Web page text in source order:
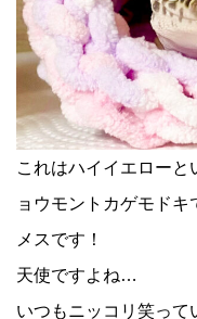
これはハイイエローと
ョウモントカゲモドキ
メスです！
天使ですよね…
いつもニッコリ笑って